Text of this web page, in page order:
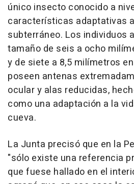
único insecto conocido a
características adaptativas
subterráneo. Los individuos
tamaño de seis a ocho
y de siete a 8,5 milímetros
poseen antenas
ocular y alas reducidas,
como una adaptación a la
cueva.
La Junta precisó que en la
"sólo existe una referencia
que fuese hallado en el